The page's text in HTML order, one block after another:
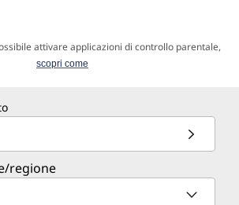
attivare applicazioni di controllo parentale,
scopri come
regione